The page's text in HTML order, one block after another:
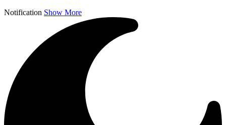
Notification Show More